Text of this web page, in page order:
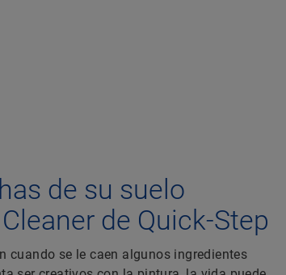
de su suelo
de Quick-Step
cuando se le caen algunos ingredientes